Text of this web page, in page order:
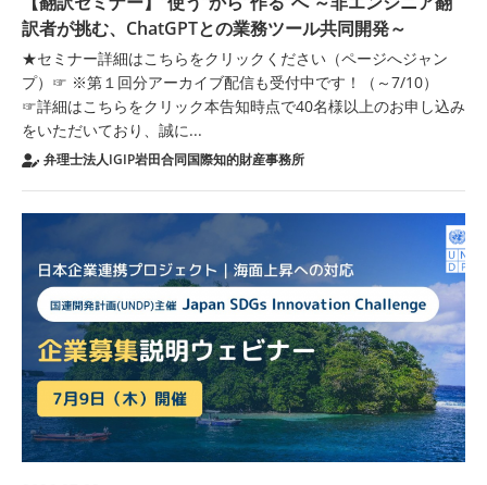
訳者が挑む、ChatGPTとの業務ツール共同開発～
★セミナー詳細はこちらをクリックください（ページへジャン
プ）☞ ※第１回分アーカイブ配信も受付中です！（～7/10）
☞詳細はこちらをクリック本告知時点で40名様以上のお申し込み
をいただいており、誠に...
弁理士法人IGIP岩田合同国際知的財産事務所